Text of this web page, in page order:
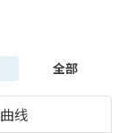
全部
线